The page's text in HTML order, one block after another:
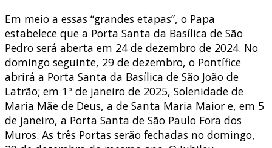
Em meio a essas “grandes etapas”, o Papa
estabelece que a Porta Santa da Basílica de São
Pedro será aberta em 24 de dezembro de 2024. No
domingo seguinte, 29 de dezembro, o Pontífice
abrirá a Porta Santa da Basílica de São João de
Latrão; em 1º de janeiro de 2025, Solenidade de
Maria Mãe de Deus, a de Santa Maria Maior e, em 5
de janeiro, a Porta Santa de São Paulo Fora dos
Muros. As três Portas serão fechadas no domingo,